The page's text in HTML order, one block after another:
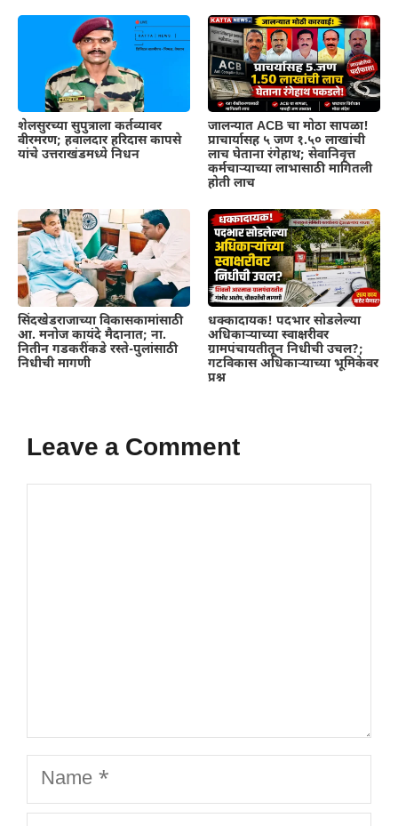
शेलसुरच्या सुपुत्राला कर्तव्यावर
वीरमरण; हवालदार हरिदास कापसे
यांचे उत्तराखंडमध्ये निधन
जालन्यात ACB चा मोठा सापळा!
प्राचार्यासह ५ जण १.५० लाखांची
लाच घेताना रंगेहाथ; सेवानिवृत्त
कर्मचाऱ्याच्या लाभासाठी मागितली
होती लाच
सिंदखेडराजाच्या विकासकामांसाठी
आ. मनोज कायंदे मैदानात; ना.
नितीन गडकरींकडे रस्ते-पुलांसाठी
निधीची मागणी
धक्कादायक! पदभार सोडलेल्या
अधिकाऱ्याच्या स्वाक्षरीवर
ग्रामपंचायतीतून निधीची उचल?;
गटविकास अधिकाऱ्याच्या भूमिकेवर
प्रश्न
Leave a Comment
Name